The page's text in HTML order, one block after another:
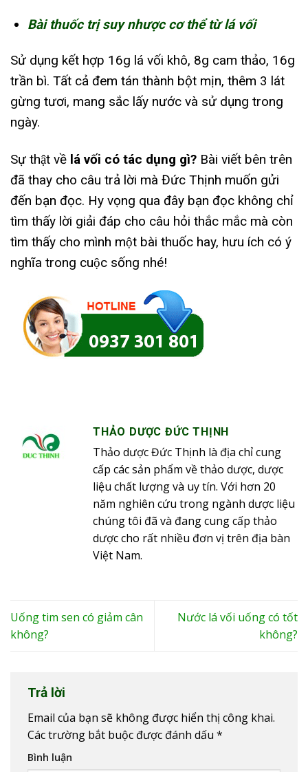
Bài thuốc trị suy nhược cơ thể từ lá vối
Sử dụng kết hợp 16g lá vối khô, 8g cam thảo, 16g
trần bì. Tất cả đem tán thành bột mịn, thêm 3 lát
gừng tươi, mang sắc lấy nước và sử dụng trong
ngày.
Sự thật về lá vối có tác dụng gì? Bài viết bên trên
đã thay cho câu trả lời mà Đức Thịnh muốn gửi
đến bạn đọc. Hy vọng qua đây bạn đọc không chỉ
tìm thấy lời giải đáp cho câu hỏi thắc mắc mà còn
tìm thấy cho mình một bài thuốc hay, hưu ích có ý
nghĩa trong cuộc sống nhé!
THẢO DƯỢC ĐỨC THỊNH
Thảo dược Đức Thịnh là địa chỉ cung
cấp các sản phẩm về thảo dược, dược
liệu chất lượng và uy tín. Với hơn 20
năm nghiên cứu trong ngành dược liệu
chúng tôi đã và đang cung cấp thảo
dược cho rất nhiều đơn vị trên địa bàn
Việt Nam.
Uống tim sen có giảm cân
không?
Nước lá vối uống có tốt
không?
Trả lời
Email của bạn sẽ không được hiển thị công khai.
Các trường bắt buộc được đánh dấu *
Bình luận